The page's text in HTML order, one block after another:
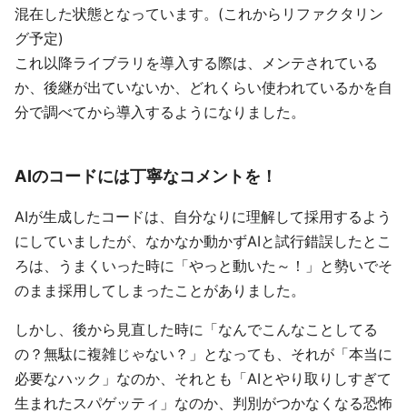
混在した状態となっています。(これからリファクタリン
グ予定)
これ以降ライブラリを導入する際は、メンテされている
か、後継が出ていないか、どれくらい使われているかを自
分で調べてから導入するようになりました。
AIのコードには丁寧なコメントを！
AIが生成したコードは、自分なりに理解して採用するよう
にしていましたが、なかなか動かずAIと試行錯誤したとこ
ろは、うまくいった時に「やっと動いた～！」と勢いでそ
のまま採用してしまったことがありました。
しかし、後から見直した時に「なんでこんなことしてる
の？無駄に複雑じゃない？」となっても、それが「本当に
必要なハック」なのか、それとも「AIとやり取りしすぎて
生まれたスパゲッティ」なのか、判別がつかなくなる恐怖